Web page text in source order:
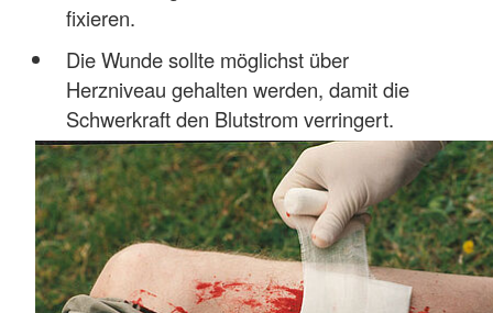
fixieren.
Die Wunde sollte möglichst über
Herzniveau gehalten werden, damit die
Schwerkraft den Blutstrom verringert.